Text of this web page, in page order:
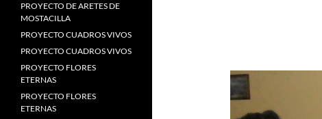
PROYECTO DE ARETES DE
MOSTACILLA
PROYECTO CUADROS VIVOS
PROYECTO CUADROS VIVOS
PROYECTO FLORES
ETERNAS
PROYECTO FLORES
ETERNAS